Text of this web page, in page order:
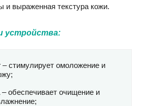
и выраженная текстура кожи.
устройства:
– стимулирует омоложение и
– обеспечивает очищение и